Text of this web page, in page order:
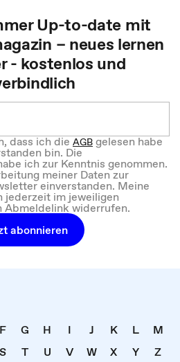
Up-to-date mit
– neues lernen
- kostenlos und
dass ich dieAGBgelesen habe
bin. Die
ich zur Kenntnis genommen.
meiner Daten zur
einverstanden. Meine
jederzeit im jeweiligen
Abmeldelink widerrufen.
abonnieren
F G H I J K L
M
S T U V W X Y
Z